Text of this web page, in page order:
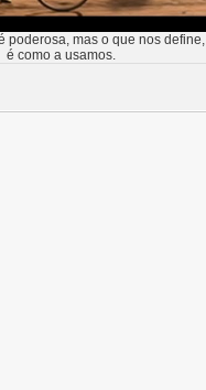
poderosa, mas o que nos define,
é como a usamos.